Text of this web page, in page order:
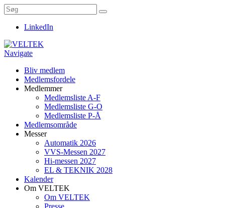
LinkedIn
Navigate
Bliv medlem
Medlemsfordele
Medlemmer
Medlemsliste A-F
Medlemsliste G-O
Medlemsliste P-Å
Medlemsområde
Messer
Automatik 2026
VVS-Messen 2027
Hi-messen 2027
EL & TEKNIK 2028
Kalender
Om VELTEK
Om VELTEK
Presse